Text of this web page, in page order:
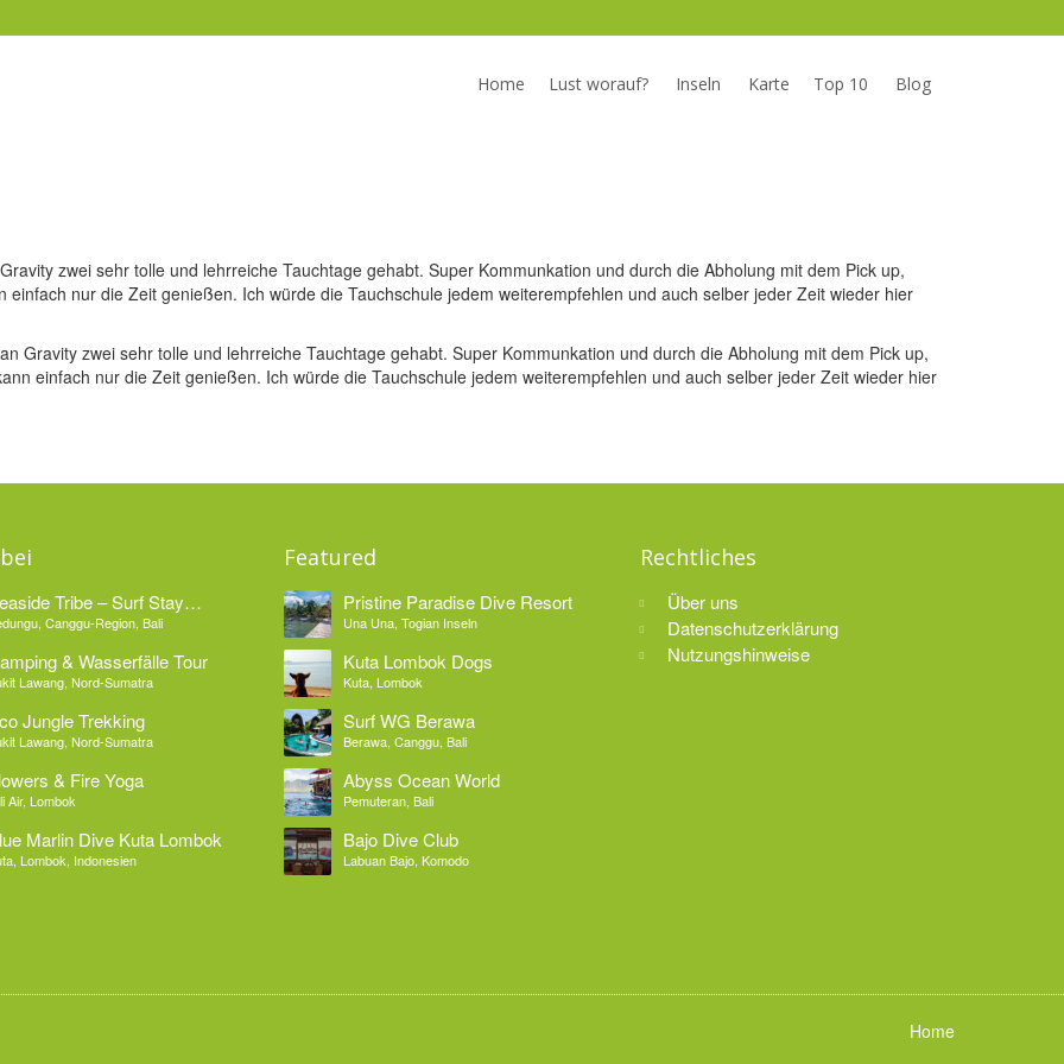
Home Lust worauf? Inseln Karte Top 10 Blog
zwei sehr tolle und lehrreiche Tauchtage gehabt. Super Kommunkation und durch die Abholung mit dem Pick up,
nur die Zeit genießen. Ich würde die Tauchschule jedem weiterempfehlen und auch selber jeder Zeit wieder hier
Gravity zwei sehr tolle und lehrreiche Tauchtage gehabt. Super Kommunkation und durch die Abholung mit dem Pick up,
einfach nur die Zeit genießen. Ich würde die Tauchschule jedem weiterempfehlen und auch selber jeder Zeit wieder hier
Tribe – Surf Stay
Bali
Canggu-Region, Bali
& Wasserfälle Tour
Lawang, Nord-Sumatra
Jungle Trekking
Lawang, Nord-Sumatra
& Fire Yoga
Air, Lombok
Marlin Dive Kuta Lombok
Lombok, Indonesien
Featured
Pristine Paradise Dive Resort
Una Una, Togian Inseln
Kuta Lombok Dogs
Kuta, Lombok
Surf WG Berawa
Berawa, Canggu, Bali
Abyss Ocean World
Pemuteran, Bali
Bajo Dive Club
Labuan Bajo, Komodo
Rechtliches
Über uns
Datenschutzerklärung
Nutzungshinweise
Home